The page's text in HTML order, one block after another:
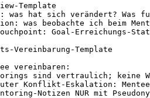
Template
was hat sich verändert?
was beobachte ich beim
Touchpoint: Goal-Erreichungs-
Vereinbarung-Template
vereinbaren:
sind vertraulich; keine
Konflikt-Eskalation:
Notizen NUR mit